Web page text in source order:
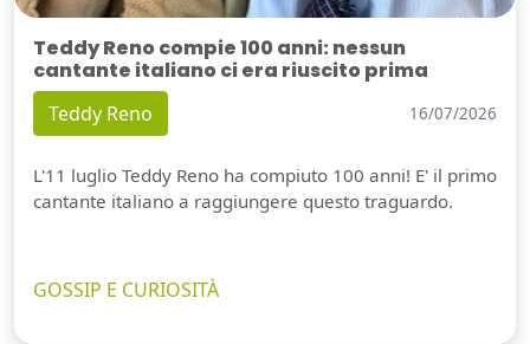
Teddy Reno compie 100 anni: nessun
cantante italiano ci era riuscito prima
Teddy Reno 16/07/2026
L'11 luglio Teddy Reno ha compiuto 100 anni! E' il primo
cantante italiano a raggiungere questo traguardo.
GOSSIP E CURIOSITÀ